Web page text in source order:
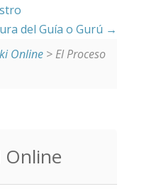
del Guía o Gurú
Online> El Proceso
Online